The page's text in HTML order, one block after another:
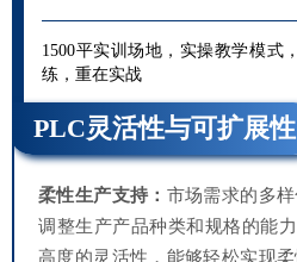
1500平实训场地，实操教学模式
练，重在实战
PLC灵活性与可扩展性
柔性生产支持： 市场需求的多
调整生产产品种类和规格的能
高度的灵活性，能够轻松实现